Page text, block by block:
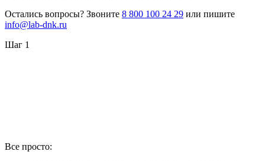
Остались вопросы? Звоните 8 800 100 24 29 или пишите
info@lab-dnk.ru
Шаг 1
Все просто: